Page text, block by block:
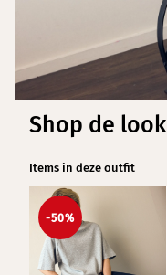
Shop de look
Items in deze outfit
-50%